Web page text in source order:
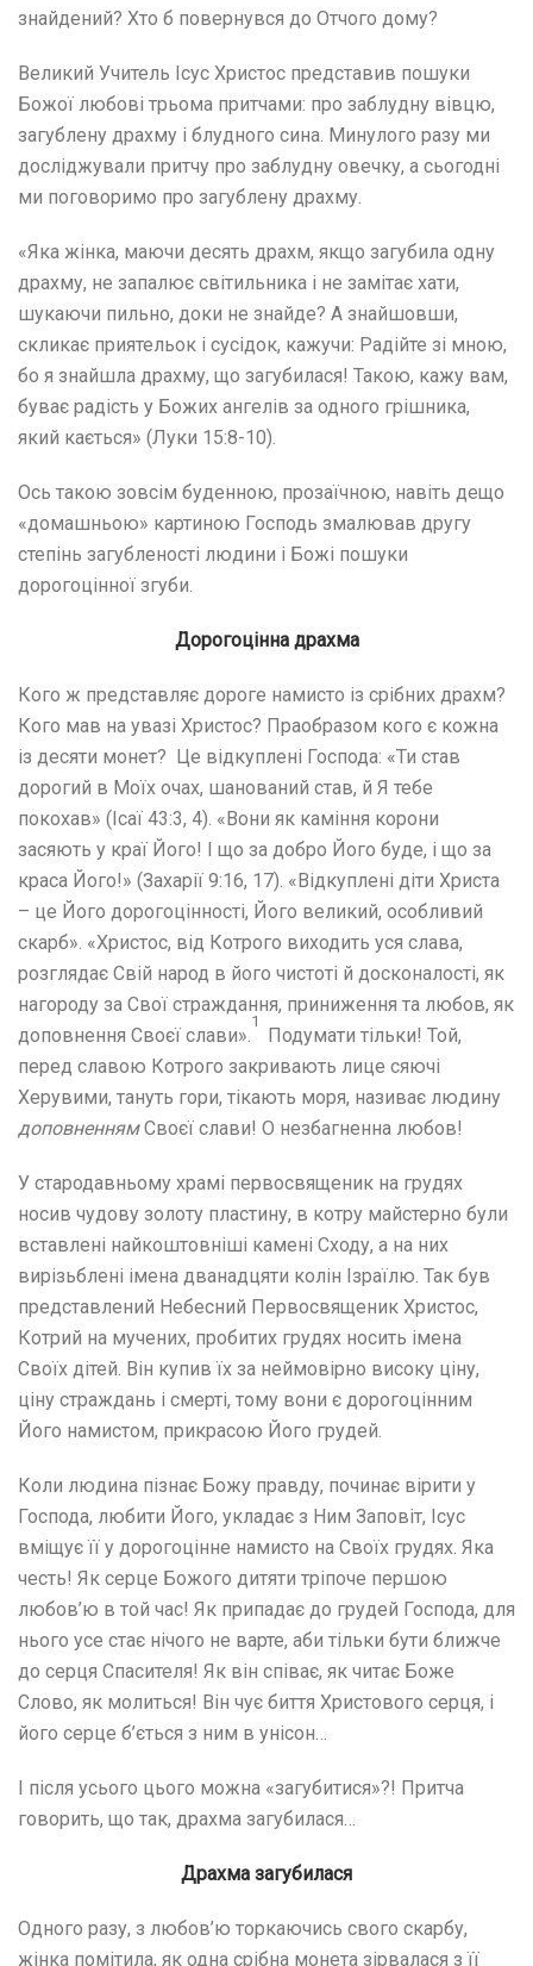
знайдений? Хто б повернувся до Отчого дому?
Великий Учитель Ісус Христос представив пошуки
Божої любові трьома притчами: про заблудну вівцю,
загублену драхму і блудного сина. Минулого разу ми
досліджували притчу про заблудну овечку, а сьогодні
ми поговоримо про загублену драхму.
«Яка жінка, маючи десять драхм, якщо загубила одну
драхму, не запалює світильника і не замітає хати,
шукаючи пильно, доки не знайде? А знайшовши,
скликає приятельок і сусідок, кажучи: Радійте зі мною,
бо я знайшла драхму, що загубилася! Такою, кажу вам,
буває радість у Божих ангелів за одного грішника,
який кається» (Луки 15:8-10).
Ось такою зовсім буденною, прозаїчною, навіть дещо
«домашньою» картиною Господь змалював другу
степінь загубленості людини і Божі пошуки
дорогоцінної згуби.
Дорогоцінна драхма
Кого ж представляє дороге намисто із срібних драхм?
Кого мав на увазі Христос? Праобразом кого є кожна
із десяти монет? Це відкуплені Господа: «Ти став
дорогий в Моїх очах, шанований став, й Я тебе
покохав» (Ісаї 43:3, 4). «Вони як каміння корони
засяють у краї Його! І що за добро Його буде, і що за
краса Його!» (Захарії 9:16, 17). «Відкуплені діти Христа
– це Його дорогоцінності, Його великий, особливий
скарб». «Христос, від Котрого виходить уся слава,
розглядає Свій народ в його чистоті й досконалості, як
нагороду за Свої страждання, приниження та любов, як
доповнення Своєї слави».
1
Подумати тільки! Той,
перед славою Котрого закривають лице сяючі
Херувими, тануть гори, тікають моря, називає людину
доповненнямСвоєї слави! О незбагненна любов!
У стародавньому храмі первосвященик на грудях
носив чудову золоту пластину, в котру майстерно були
вставлені найкоштовніші камені Сходу, а на них
вирізьблені імена дванадцяти колін Ізраїлю. Так був
представлений Небесний Первосвященик Христос,
Котрий на мучених, пробитих грудях носить імена
Своїх дітей. Він купив їх за неймовірно високу ціну,
ціну страждань і смерті, тому вони є дорогоцінним
Його намистом, прикрасою Його грудей.
Коли людина пізнає Божу правду, починає вірити у
Господа, любити Його, укладає з Ним Заповіт, Ісус
вміщує її у дорогоцінне намисто на Своїх грудях. Яка
честь! Як серце Божого дитяти тріпоче першою
любов’ю в той час! Як припадає до грудей Господа, для
нього усе стає нічого не варте, аби тільки бути ближче
до серця Спасителя! Як він співає, як читає Боже
Слово, як молиться! Він чує биття Христового серця, і
його серце б’ється з ним в унісон…
І після усього цього можна «загубитися»?! Притча
говорить, що так, драхма загубилася…
Драхма загубилася
Одного разу, з любов’ю торкаючись свого скарбу,
жінка помітила, як одна срібна монета зірвалася з її